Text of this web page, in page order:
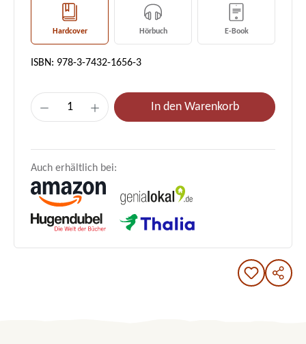
Hardcover Hörbuch E-Book
ISBN: 978-3-7432-1656-3
Produkt Anzahl: Gib den gewünschten
In den Warenkorb
Auch erhältlich bei: